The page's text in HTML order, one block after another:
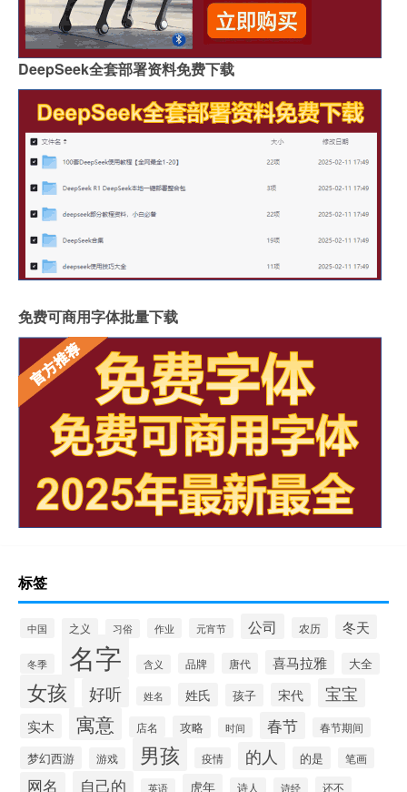
DeepSeek全套部署资料免费下载
免费可商用字体批量下载
标签
中国 之义 习俗 作业 元宵节 公司 农历 冬天
冬季 名字 含义 品牌 唐代 喜马拉雅 大全
女孩 好听 姓名 姓氏 孩子 宋代 宝宝
实木 寓意 店名 攻略 时间 春节 春节期间
梦幻西游 游戏 男孩 疫情 的人 的是 笔画
网名 自己的 英语 虎年 诗人 诗经 还不